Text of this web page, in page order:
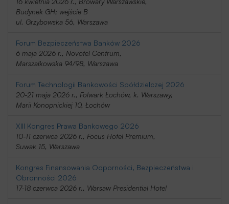
Budynek GH; wejście B
ul. Grzybowska 56, Warszawa
Forum Bezpieczeństwa Banków 2026
6 maja 2026 r., Novotel Centrum,
Marszałkowska 94/98, Warszawa
Forum Technologii Bankowości Spółdzielczej 2026
20-21 maja 2026 r., Folwark Łochów, k. Warszawy,
Marii Konopnickiej 10, Łochów
XIII Kongres Prawa Bankowego 2026
10-11 czerwca 2026 r., Focus Hotel Premium,
Suwak 15, Warszawa
Kongres Finansowania Odporności, Bezpieczeństwa i
Obronności 2026
17-18 czerwca 2026 r., Warsaw Presidential Hotel